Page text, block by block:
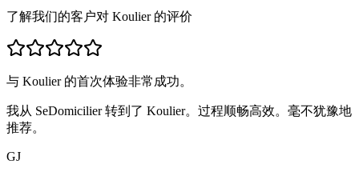
了解我们的客户对 Koulier 的评价
与 Koulier 的首次体验非常成功。
我从 SeDomicilier 转到了 Koulier。过程顺畅高效。毫不犹豫地
推荐。
GJ